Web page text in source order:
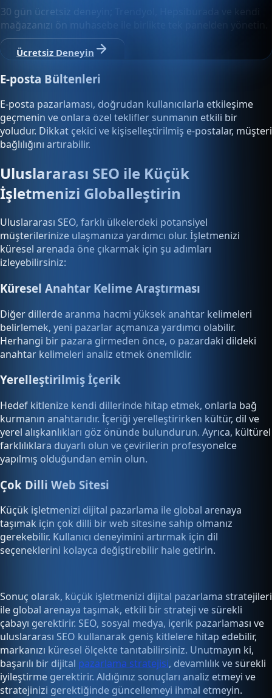
30 gün ücretsiz deneyin; Trendyol, Hepsiburada ve kendi
mağazanızı ön muhasebe ile birlikte tek panelden yönetin.
Ücretsiz Deneyin
E-posta Bültenleri
E-posta pazarlaması, doğrudan kullanıcılarla etkileşime
geçmenin ve onlara özel teklifler sunmanın etkili bir
yoludur. Dikkat çekici ve kişiselleştirilmiş e-postalar, müşteri
bağlılığını artırabilir.
Uluslararası SEO ile Küçük
İşletmenizi Globalleştirin
Uluslararası SEO, farklı ülkelerdeki potansiyel
müşterilerinize ulaşmanıza yardımcı olur. İşletmenizi
küresel arenada öne çıkarmak için şu adımları
izleyebilirsiniz:
Küresel Anahtar Kelime Araştırması
Diğer dillerde aranma hacmi yüksek anahtar kelimeleri
belirlemek, yeni pazarlar açmanıza yardımcı olabilir.
Herhangi bir pazara girmeden önce, o pazardaki dildeki
anahtar kelimeleri analiz etmek önemlidir.
Yerelleştirilmiş İçerik
Hedef kitlenize kendi dillerinde hitap etmek, onlarla bağ
kurmanın anahtarıdır. İçeriği yerelleştirirken kültür, dil ve
yerel alışkanlıkları göz önünde bulundurun. Ayrıca, kültürel
farklılıklara duyarlı olun ve çevirilerin profesyonelce
yapılmış olduğundan emin olun.
Çok Dilli Web Sitesi
Küçük işletmenizi dijital pazarlama ile global arenaya
taşımak için çok dilli bir web sitesine sahip olmanız
gerekebilir. Kullanıcı deneyimini artırmak için dil
seçeneklerini kolayca değiştirebilir hale getirin.
Sonuç olarak, küçük işletmenizi dijital pazarlama stratejileri
ile global arenaya taşımak, etkili bir strateji ve sürekli
çabayı gerektirir. SEO, sosyal medya, içerik pazarlaması ve
uluslararası SEO kullanarak geniş kitlelere hitap edebilir,
markanızı küresel ölçekte tanıtabilirsiniz. Unutmayın ki,
başarılı bir dijital pazarlama stratejisi, devamlılık ve sürekli
iyileştirme gerektirir. Aldığınız sonuçları analiz etmeyi ve
stratejinizi gerektiğinde güncellemeyi ihmal etmeyin.